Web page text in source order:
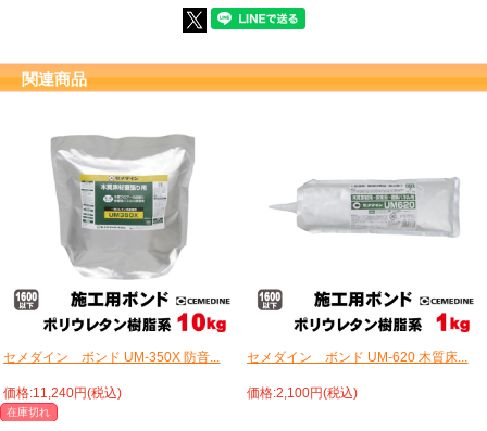
関連商品
セメダイン ボンド UM-350X 防音...
価格:11,240円(税込)
在庫切れ
セメダイン ボンド UM-620 木質床...
価格:2,100円(税込)